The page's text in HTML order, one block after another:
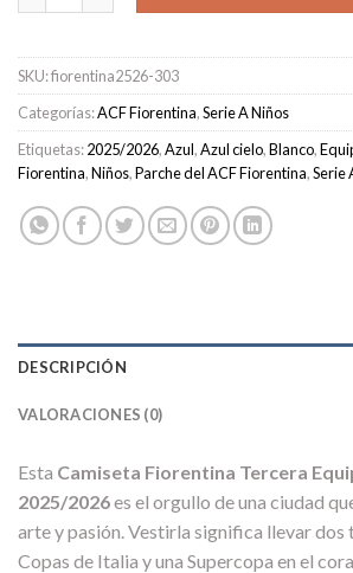
SKU:fiorentina2526-303
Categorías:ACF Fiorentina,Serie A Niños
Etiquetas:2025/2026,Azul,Azul cielo,Blanco,
Fiorentina,Niños,Parche del ACF Fiorentina,Serie
DESCRIPCIÓN
VALORACIONES (0)
Esta Camiseta Fiorentina Tercera
2025/2026es el orgullo de una ciudad
arte y pasión. Vestirla significa llevar dos
Copas de Italia y una Supercopa en el